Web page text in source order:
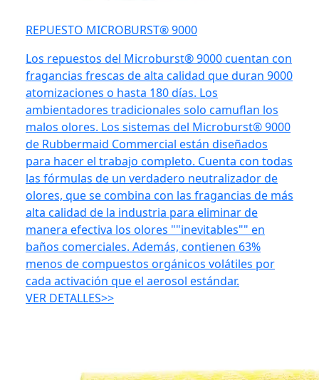
REPUESTO MICROBURST® 9000
Los repuestos del Microburst® 9000 cuentan con
fragancias frescas de alta calidad que duran 9000
atomizaciones o hasta 180 días. Los
ambientadores tradicionales solo camuflan los
malos olores. Los sistemas del Microburst® 9000
de Rubbermaid Commercial están diseñados
para hacer el trabajo completo. Cuenta con todas
las fórmulas de un verdadero neutralizador de
olores, que se combina con las fragancias de más
alta calidad de la industria para eliminar de
manera efectiva los olores ""inevitables"" en
baños comerciales. Además, contienen 63%
menos de compuestos orgánicos volátiles por
cada activación que el aerosol estándar.
VER DETALLES>>